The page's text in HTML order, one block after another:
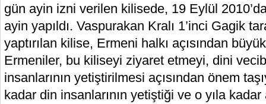
gün ayin izni verilen kilisede, 19 Eylül
ayin yapıldı. Vaspurakan Kralı 1’inci Gagik
yaptırılan kilise, Ermeni halkı açısından
Ermeniler, bu kiliseyi ziyaret etmeyi, dini
insanlarının yetiştirilmesi açısından önem
kadar din insanlarının yetiştiği ve o yıla kadar